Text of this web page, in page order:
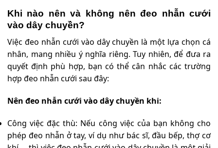
Khi nào nên và không nên đeo nhẫn cưới
vào dây chuyền?
Việc đeo nhẫn cưới vào dây chuyền là một lựa chọn cá
nhân, mang nhiều ý nghĩa riêng. Tuy nhiên, để đưa ra
quyết định phù hợp, bạn có thể cân nhắc các trường
hợp đeo nhẫn cưới sau đây:
Nên đeo nhẫn cưới vào dây chuyền khi:
Công việc đặc thù: Nếu công việc của bạn không cho
phép đeo nhẫn ở tay, ví dụ như bác sĩ, đầu bếp, thợ cơ